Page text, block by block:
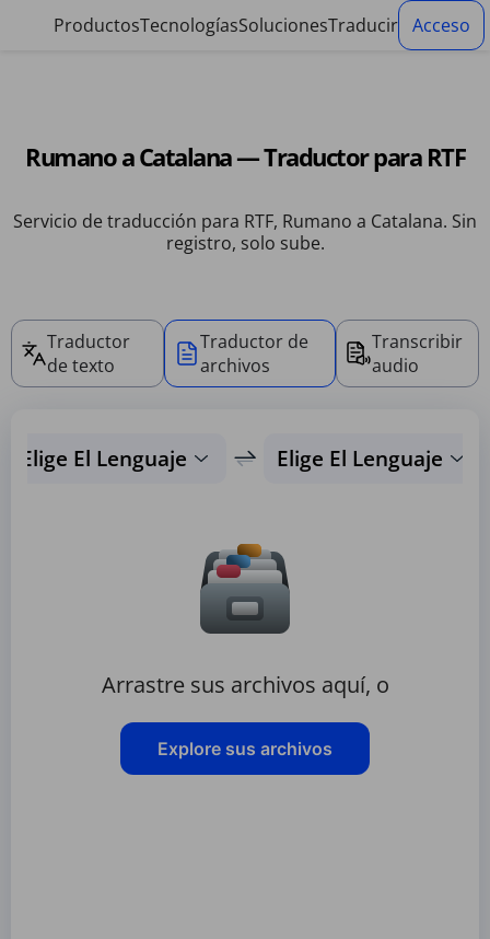
ProductosTecnologíasSolucionesTraducir Acceso
Rumano a Catalana — Traductor para RTF
Servicio de traducción para RTF, Rumano a Catalana. Sin
registro, solo sube.
Traductor
de texto
Traductor de
archivos
Transcribir
audio
Elige El Lenguaje Elige El Lenguaje
Arrastre sus archivos aquí, o
Explore sus archivos